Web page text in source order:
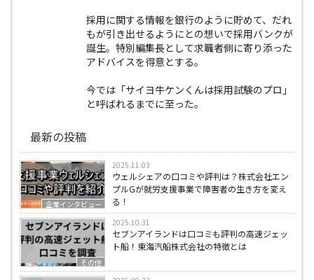
採用に関する情報を銀行のように貯めて、だれ
もが引き出せるようにとの想いで採用バンクが
誕生。特別編集長として求職者側に寄り添った
アドバイスを得意とする。
今では「サイヨ牛ケンくんは採用試験のプロ」
と呼ばれるまでに至った。
最新の投稿
企業インタビュー
2025.11.03
ウェルシェアの口コミや評判は？株式会社エン
プルGが就労支援事業で障害者の生き方を変え
る！
その他
2025.10.31
セブンアイランドは口コミも評判の高速ジェッ
ト船！東海汽船株式会社の特徴とは